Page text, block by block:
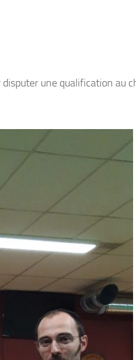
une qualification au